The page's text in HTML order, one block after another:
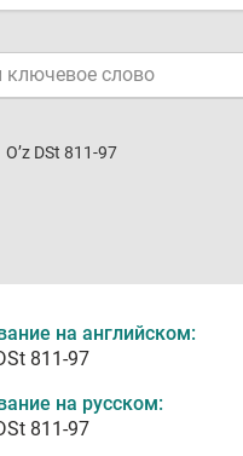
O’z DSt 811-97
на английском:
811-97
на русском:
811-97